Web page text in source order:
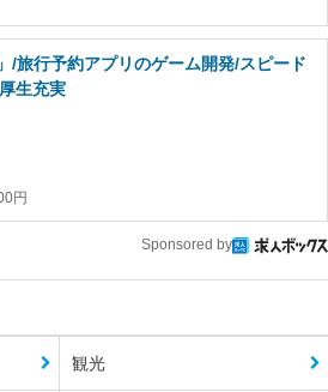
/旅行予約アプリのゲーム開発/スピード
生充実
円
Sponsored by
観光